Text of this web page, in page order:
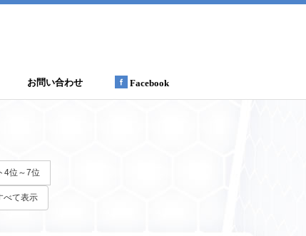
お問い合わせ Facebook
4位～7位
べて表示